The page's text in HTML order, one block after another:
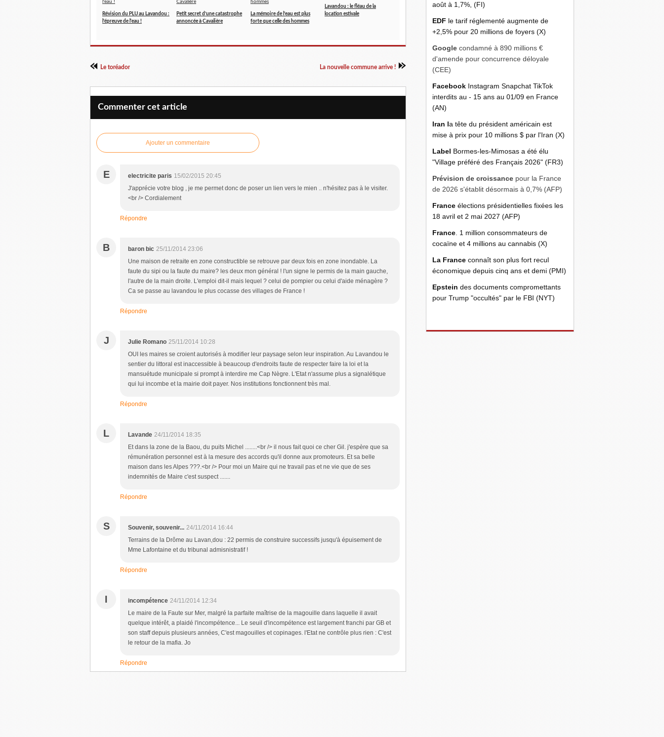
Révision du PLU au Lavandou :
l’épreuve de l'eau !
Petit secret d’une catastrophe
annoncée à Cavalière
La mémoire de l’eau est plus
forte que celle des hommes
Lavandou : le fléau de la
location estivale
Le toréador La nouvelle commune arrive !
Commenter cet article
Ajouter un commentaire
E electricite paris 15/02/2015 20:45
J'apprécie votre blog , je me permet donc de poser un lien vers le mien .. n'hésitez pas à le visiter.
<br /> Cordialement
Répondre
B baron bic 25/11/2014 23:06
Une maison de retraite en zone constructible se retrouve par deux fois en zone inondable. La
faute du sipi ou la faute du maire? les deux mon général ! l'un signe le permis de la main gauche,
l'autre de la main droite. L'emploi dit-il mais lequel ? celui de pompier ou celui d'aide ménagère ?
Ca se passe au lavandou le plus cocasse des villages de France !
Répondre
J Julie Romano 25/11/2014 10:28
OUI les maires se croient autorisés à modifier leur paysage selon leur inspiration. Au Lavandou le
sentier du littoral est inaccessible à beaucoup d'endroits faute de respecter faire la loi et la
mansuétude municipale si prompt à interdire me Cap Nègre. L'Etat n'assume plus a signalétique
qui lui incombe et la mairie doit payer. Nos institutions fonctionnent très mal.
Répondre
L Lavande 24/11/2014 18:35
Et dans la zone de la Baou, du puits Michel ........<br /> il nous fait quoi ce cher Gil. j'espère que sa
rémunération personnel est à la mesure des accords qu'il donne aux promoteurs. Et sa belle
maison dans les Alpes ???.<br /> Pour moi un Maire qui ne travail pas et ne vie que de ses
indemnités de Maire c'est suspect .......
Répondre
S Souvenir, souvenir... 24/11/2014 16:44
Terrains de la Drôme au Lavan,dou : 22 permis de construire successifs jusqu'à épuisement de
Mme Lafontaine et du tribunal admisnistratif !
Répondre
I incompétence 24/11/2014 12:34
Le maire de la Faute sur Mer, malgré la parfaite maîtrise de la magouille dans laquelle il avait
quelque intérêt, a plaidé l'incompétence... Le seuil d'incompétence est largement franchi par GB et
son staff depuis plusieurs années, C'est magouilles et copinages. l'Etat ne contrôle plus rien : C'est
le retour de la mafia. Jo
Répondre
août à 1,7%, (FI)
EDF le tarif réglementé augmente de
+2,5% pour 20 millions de foyers (X)
Google condamné à 890 millions €
d'amende pour concurrence déloyale
(CEE)
Facebook Instagram Snapchat TikTok
interdits au - 15 ans au 01/09 en France
(AN)
Iran la tête du président américain est
mise à prix pour 10 millions $ par l'Iran (X)
Label Bormes-les-Mimosas a été élu
"Village préféré des Français 2026" (FR3)
Prévision de croissance pour la France
de 2026 s'établit désormais à 0,7% (AFP)
France élections présidentielles fixées les
18 avril et 2 mai 2027 (AFP)
France . 1 million consommateurs de
cocaïne et 4 millions au cannabis (X)
La France connaît son plus fort recul
économique depuis cinq ans et demi (PMI)
Epstein des documents compromettants
pour Trump "occultés" par le FBI (NYT)